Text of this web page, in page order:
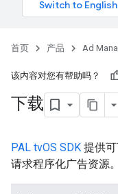
首页 产品 Ad
该内容对您有帮助吗？
下载
PAL tvOS SDK 提供
请求程序化广告资源。